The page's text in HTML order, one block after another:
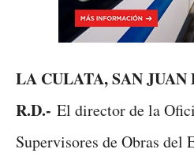
LA CULATA, SAN
R.D.- El director de la
Supervisores de Obras del